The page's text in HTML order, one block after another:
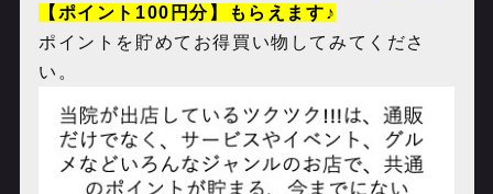
【ポイント100円分】もらえます♪
ポイントを貯めてお得買い物してみてくださ
い。